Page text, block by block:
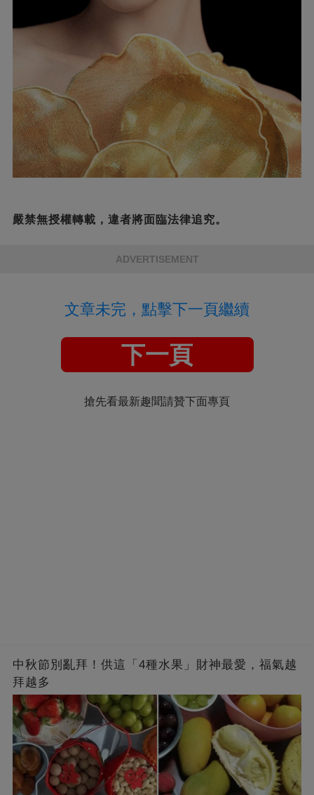
嚴禁無授權轉載，違者將面臨法律追究。
ADVERTISEMENT
文章未完，點擊下一頁繼續
下一頁
搶先看最新趣聞請贊下面專頁
中秋節別亂拜！供這「4種水果」財神最愛，福氣越
拜越多